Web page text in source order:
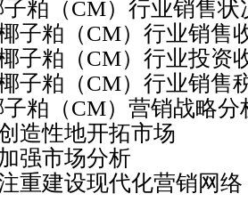
（CM）行业销售状
（CM）行业销售收
（CM）行业投资收
（CM）行业销售税
（CM）营销战略分
地开拓市场
场分析
设现代化营销网络